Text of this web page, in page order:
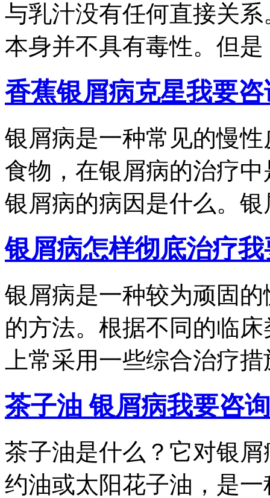
与乳汁没有任何直接关
本身并不具有毒性。但是
香蕉银屑病克星我要咨
银屑病是一种常见的慢
食物，在银屑病的治疗
银屑病的病因是什么。银
银屑病怎样彻底治疗我
银屑病是一种较为顽固
的方法。根据不同的临
上常采用一些综合治疗措
茶子油 银屑病我要咨询
茶子油是什么？它对银
约油或太阳花子油，是